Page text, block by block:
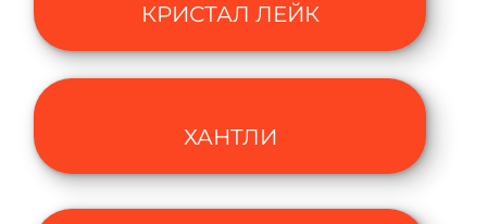
КРИСТАЛ ЛЕЙК
ХАНТЛИ